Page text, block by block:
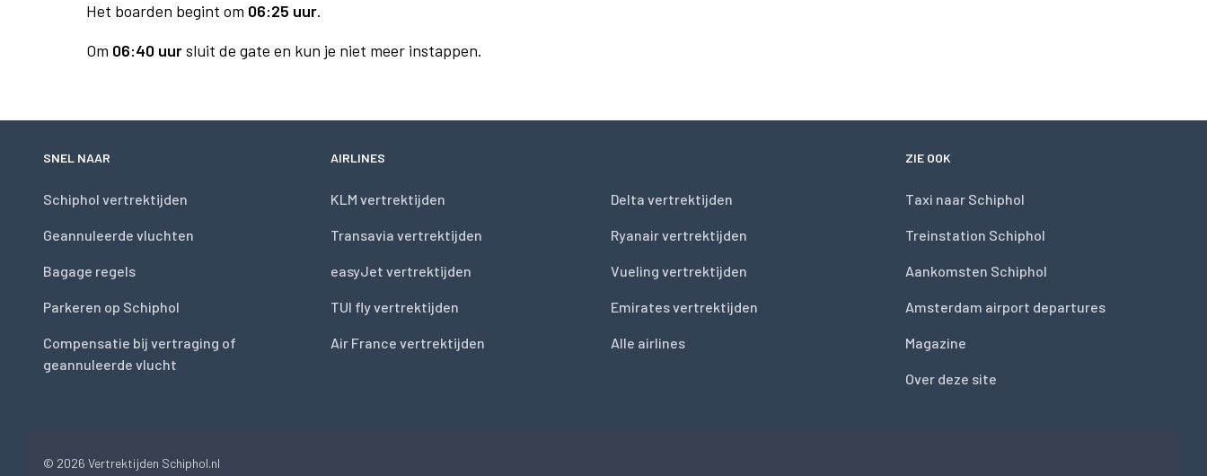
Het boarden begint om 06:25 uur.
Om 06:40 uursluit de gate en kun je niet meer instappen.
SNEL NAAR
Schiphol vertrektijden
Geannuleerde vluchten
Bagage regels
Parkeren op Schiphol
Compensatie bij vertraging of
geannuleerde vlucht
AIRLINES
KLM vertrektijden
Transavia vertrektijden
easyJet vertrektijden
TUI fly vertrektijden
Air France vertrektijden
Delta vertrektijden
Ryanair vertrektijden
Vueling vertrektijden
Emirates vertrektijden
Alle airlines
ZIE OOK
Taxi naar Schiphol
Treinstation Schiphol
Aankomsten Schiphol
Amsterdam airport departures
Magazine
Over deze site
© 2026 Vertrektijden Schiphol.nl